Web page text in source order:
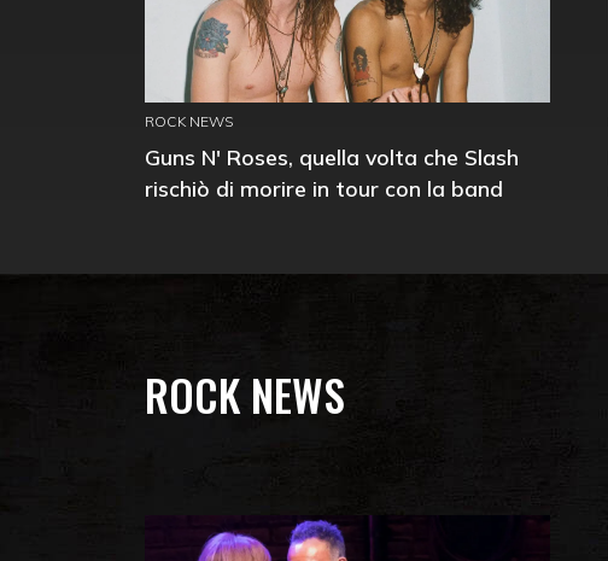
ROCK NEWS
Guns N' Roses, quella volta che Slash
rischiò di morire in tour con la band
ROCK NEWS